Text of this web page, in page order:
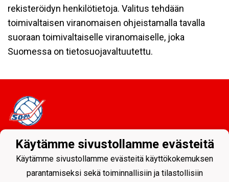
rekisteröidyn henkilötietoja. Valitus tehdään
toimivaltaisen viranomaisen ohjeistamalla tavalla
suoraan toimivaltaiselle viranomaiselle, joka
Suomessa on tietosuojavaltuutettu.
Tietosuojaseloste
Sodankylän Pallo ry - Nuorissa on tulevaisuus
Käytämme sivustollamme evästeitä
Käytämme sivustollamme evästeitä käyttökokemuksen
parantamiseksi sekä toiminnallisiin ja tilastollisiin